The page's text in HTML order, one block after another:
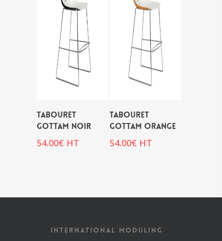
TABOURET
GOTTAM NOIR
54.00€ HT
TABOURET
GOTTAM ORANGE
54.00€ HT
INTERNATIONAL MODULING